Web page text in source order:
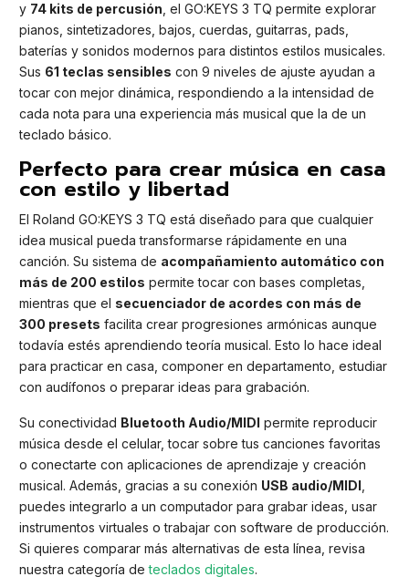
y 74 kits de percusión , el GO:KEYS 3 TQ permite explorar
pianos, sintetizadores, bajos, cuerdas, guitarras, pads,
baterías y sonidos modernos para distintos estilos musicales.
Sus 61 teclas sensibles con 9 niveles de ajuste ayudan a
tocar con mejor dinámica, respondiendo a la intensidad de
cada nota para una experiencia más musical que la de un
teclado básico.
Perfecto para crear música en casa
con estilo y libertad
El Roland GO:KEYS 3 TQ está diseñado para que cualquier
idea musical pueda transformarse rápidamente en una
canción. Su sistema de acompañamiento automático con
más de 200 estilos permite tocar con bases completas,
mientras que el secuenciador de acordes con más de
300 presets facilita crear progresiones armónicas aunque
todavía estés aprendiendo teoría musical. Esto lo hace ideal
para practicar en casa, componer en departamento, estudiar
con audífonos o preparar ideas para grabación.
Su conectividad Bluetooth Audio/MIDI permite reproducir
música desde el celular, tocar sobre tus canciones favoritas
o conectarte con aplicaciones de aprendizaje y creación
musical. Además, gracias a su conexión USB audio/MIDI
puedes integrarlo a un computador para grabar ideas, usar
instrumentos virtuales o trabajar con software de producción.
Si quieres comparar más alternativas de esta línea, revisa
nuestra categoría deteclados digitales.